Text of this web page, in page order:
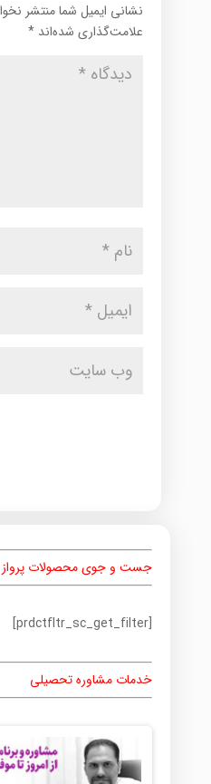
نشانی ایمیل شما منتشر
علامت‌گذاری شده‌اند *
جست و جوی محصولات پرواز
[prdctfltr_sc_get_filter]
خدمات مشاوره تحصیلی